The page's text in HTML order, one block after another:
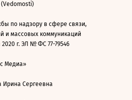
по надзору в сфере связи,
и массовых коммуникаций
г. ЭЛ № ФС 77-79546
Медиа»
Ирина Сергеевна